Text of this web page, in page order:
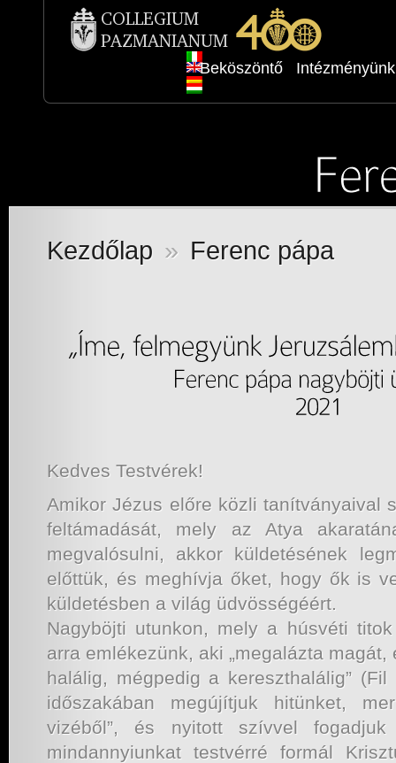
Beköszöntő Intézményünk
Kezdőlap » Ferenc pápa
Kedves Testvérek!
Amikor Jézus előre közli tanítványaival
feltámadását, mely az Atya
megvalósulni, akkor küldetésének
előttük, és meghívja őket, hogy ők is
küldetésben a világ üdvösségéért.
Nagyböjti utunkon, mely a húsvéti
arra emlékezünk, aki „megalázta
halálig, mégpedig a kereszthalálig”
időszakában megújítjuk hitünket,
vizéből”, és nyitott szívvel
mindannyiunkat testvérré formál